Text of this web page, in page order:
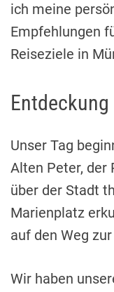
ich meine
Empfehlungen
Reiseziele in
Unser Tag
Alten Peter, der
über der Stadt
Marienplatz
auf den Weg
Wir haben